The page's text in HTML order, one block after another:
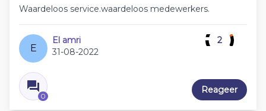
Waardeloos service.waardeloos medewerkers.
E
El amri
31-08-2022
0
2
Reageer